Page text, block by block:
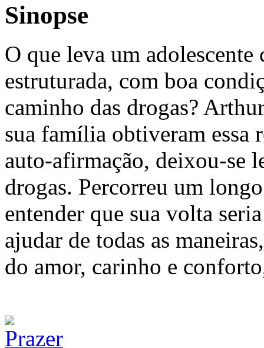
Sinopse
O que leva um
estruturada, com boa
caminho das drogas?
sua família obtiveram essa
auto-afirmação, deixou-se
drogas. Percorreu um
entender que sua volta
ajudar de todas as
do amor, carinho e